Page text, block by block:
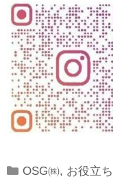
Categories
OSG㈱, お役立